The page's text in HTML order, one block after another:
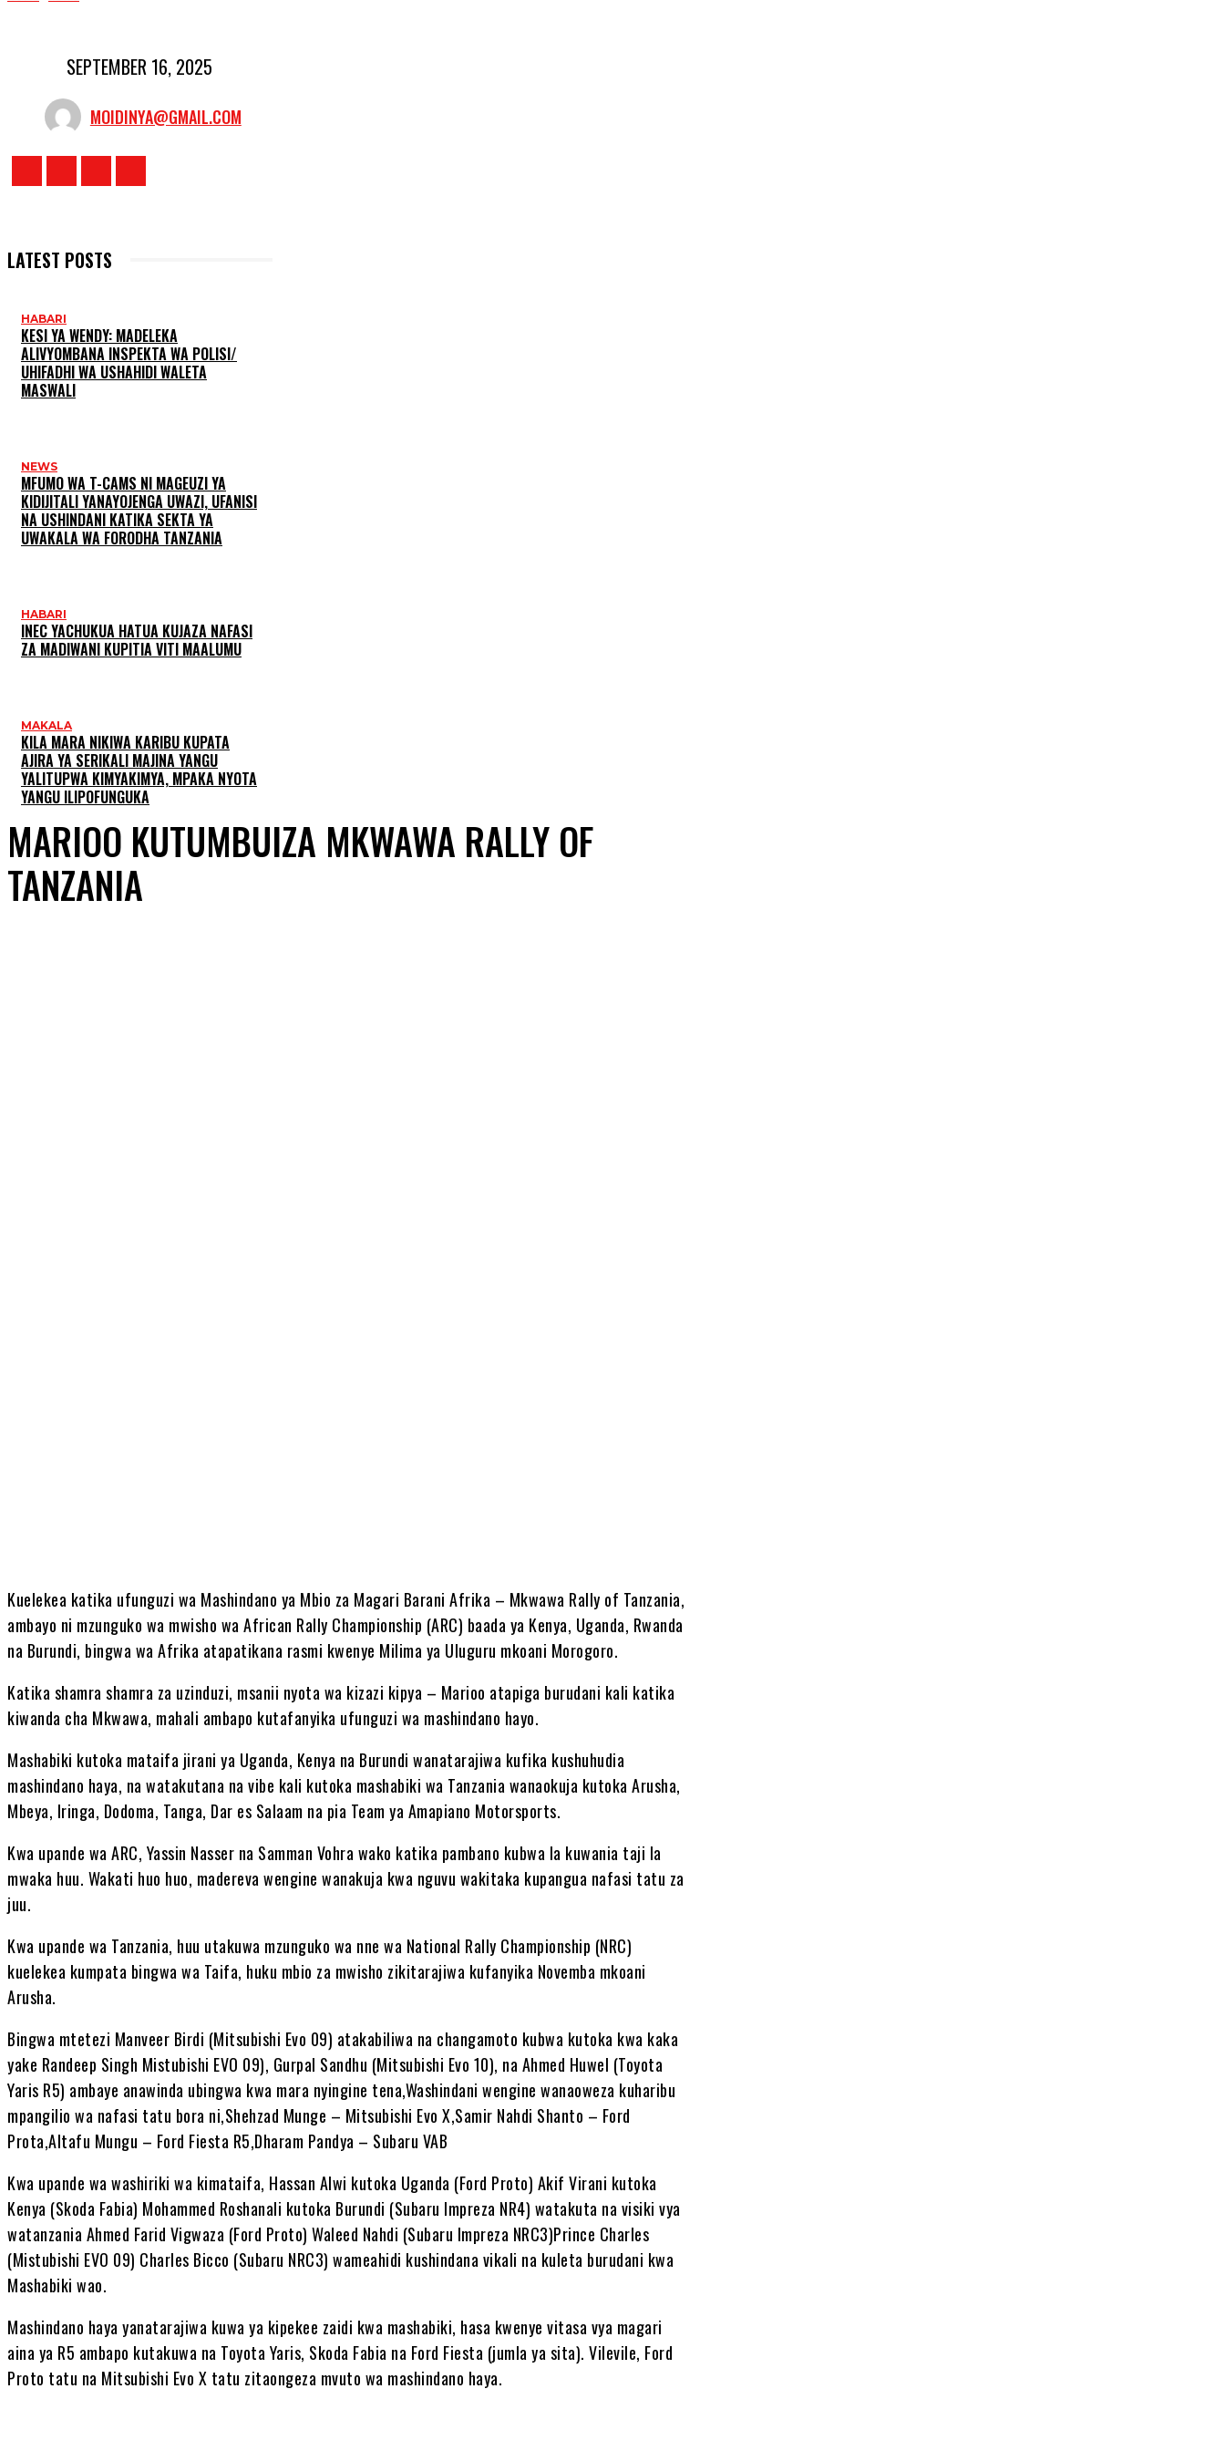
SEPTEMBER 16, 2025
MOIDINYA@GMAIL.COM
LATEST POSTS
HABARI
KESI YA WENDY: MADELEKA
ALIVYOMBANA INSPEKTA WA POLISI/
UHIFADHI WA USHAHIDI WALETA
MASWALI
NEWS
MFUMO WA T-CAMS NI MAGEUZI YA
KIDIJITALI YANAYOJENGA UWAZI, UFANISI
NA USHINDANI KATIKA SEKTA YA
UWAKALA WA FORODHA TANZANIA
HABARI
INEC YACHUKUA HATUA KUJAZA NAFASI
ZA MADIWANI KUPITIA VITI MAALUMU
MAKALA
KILA MARA NIKIWA KARIBU KUPATA
AJIRA YA SERIKALI MAJINA YANGU
YALITUPWA KIMYAKIMYA, MPAKA NYOTA
YANGU ILIPOFUNGUKA
MARIOO KUTUMBUIZA MKWAWA RALLY OF
TANZANIA
Kuelekea katika ufunguzi wa Mashindano ya Mbio za Magari Barani Afrika – Mkwawa Rally of Tanzania,
ambayo ni mzunguko wa mwisho wa African Rally Championship (ARC) baada ya Kenya, Uganda, Rwanda
na Burundi, bingwa wa Afrika atapatikana rasmi kwenye Milima ya Uluguru mkoani Morogoro.
Katika shamra shamra za uzinduzi, msanii nyota wa kizazi kipya – Marioo atapiga burudani kali katika
kiwanda cha Mkwawa, mahali ambapo kutafanyika ufunguzi wa mashindano hayo.
Mashabiki kutoka mataifa jirani ya Uganda, Kenya na Burundi wanatarajiwa kufika kushuhudia
mashindano haya, na watakutana na vibe kali kutoka mashabiki wa Tanzania wanaokuja kutoka Arusha,
Mbeya, Iringa, Dodoma, Tanga, Dar es Salaam na pia Team ya Amapiano Motorsports.
Kwa upande wa ARC, Yassin Nasser na Samman Vohra wako katika pambano kubwa la kuwania taji la
mwaka huu. Wakati huo huo, madereva wengine wanakuja kwa nguvu wakitaka kupangua nafasi tatu za
juu.
Kwa upande wa Tanzania, huu utakuwa mzunguko wa nne wa National Rally Championship (NRC)
kuelekea kumpata bingwa wa Taifa, huku mbio za mwisho zikitarajiwa kufanyika Novemba mkoani
Arusha.
Bingwa mtetezi Manveer Birdi (Mitsubishi Evo 09) atakabiliwa na changamoto kubwa kutoka kwa kaka
yake Randeep Singh Mistubishi EVO 09), Gurpal Sandhu (Mitsubishi Evo 10), na Ahmed Huwel (Toyota
Yaris R5) ambaye anawinda ubingwa kwa mara nyingine tena,Washindani wengine wanaoweza kuharibu
mpangilio wa nafasi tatu bora ni,Shehzad Munge – Mitsubishi Evo X,Samir Nahdi Shanto – Ford
Prota,Altafu Mungu – Ford Fiesta R5,Dharam Pandya – Subaru VAB
Kwa upande wa washiriki wa kimataifa, Hassan Alwi kutoka Uganda (Ford Proto) Akif Virani kutoka
Kenya (Skoda Fabia) Mohammed Roshanali kutoka Burundi (Subaru Impreza NR4) watakuta na visiki vya
watanzania Ahmed Farid Vigwaza (Ford Proto) Waleed Nahdi (Subaru Impreza NRC3)Prince Charles
(Mistubishi EVO 09) Charles Bicco (Subaru NRC3) wameahidi kushindana vikali na kuleta burudani kwa
Mashabiki wao.
Mashindano haya yanatarajiwa kuwa ya kipekee zaidi kwa mashabiki, hasa kwenye vitasa vya magari
aina ya R5 ambapo kutakuwa na Toyota Yaris, Skoda Fabia na Ford Fiesta (jumla ya sita). Vilevile, Ford
Proto tatu na Mitsubishi Evo X tatu zitaongeza mvuto wa mashindano haya.